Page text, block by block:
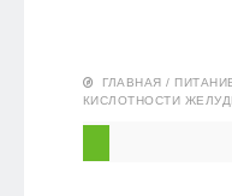
НОВОСТИ
ГЛАВНАЯ /
КИСЛОТНОСТИ